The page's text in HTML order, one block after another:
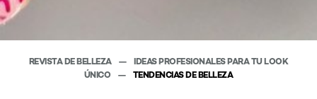
REVISTA DE BELLEZA
IDEAS PROFESIONALES PARA TU LOOK
ÚNICO
TENDENCIAS DE BELLEZA